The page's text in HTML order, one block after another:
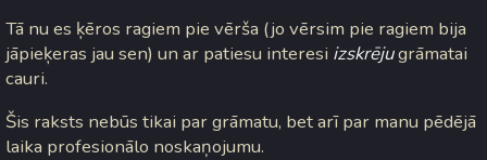
Tā nu es ķēros ragiem pie vērša (jo vērsim pie ragiem bija
jāpieķeras jau sen) un ar patiesu interesi izskrējugrāmatai
cauri.
Šis raksts nebūs tikai par grāmatu, bet arī par manu pēdējā
laika profesionālo noskaņojumu.